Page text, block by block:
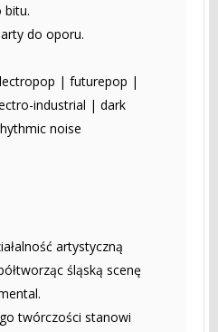
bitu.
do oporu.
| futurepop |
industrial | dark
noise
artystyczną
śląską scenę
twórczości stanowi